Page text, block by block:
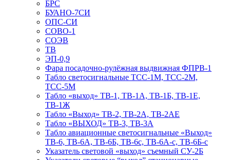
БРС
БУАНО-7СИ
ОПС-СИ
СОВО-1
СОЭВ
ТВ
ЭП-0,9
Фара посадочно-рулёжная выдвижная ФПРВ-1
Табло светосигнальные ТСС-1М, ТСС-2М,
ТСС-5М
Табло «выход» ТВ-1, ТВ-1А, ТВ-1Б, ТВ-1Е,
ТВ-1Ж
Табло «Выход» ТВ-2, ТВ-2А, ТВ-2АЕ
Табло «ВЫХОД» ТВ-3, ТВ-3А
Табло авиационные светосигнальные «Выход»
ТВ-6, ТВ-6А, ТВ-6Б, ТВ-6с, ТВ-6А-с, ТВ-6Б-с
Указатель световой «выход» съемный СУ-2Б